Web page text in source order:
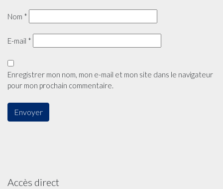
Nom *
E-mail *
Enregistrer mon nom, mon e-mail et mon site dans le navigateur
pour mon prochain commentaire.
Accès direct